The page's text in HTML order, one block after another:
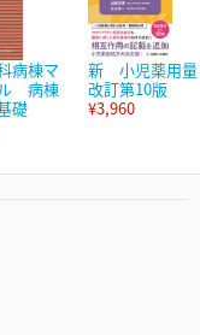
病棟マ
病棟
礎
新 小児薬用量
改訂第10版
¥3,960